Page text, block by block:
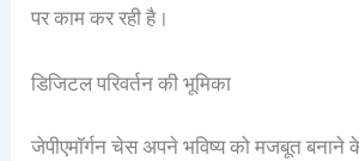
पर काम कर रही है।
डिजिटल परिवर्तन की भूमिका
जेपीएमॉर्गन चेस अपने भविष्य को मजबूत बनाने